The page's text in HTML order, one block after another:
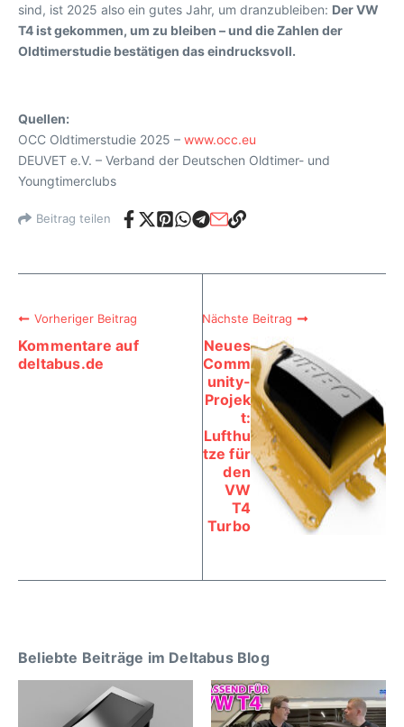
sind, ist 2025 also ein gutes Jahr, um dranzubleiben: Der VW
T4 ist gekommen, um zu bleiben – und die Zahlen der
Oldtimerstudie bestätigen das eindrucksvoll.
Quellen:
OCC Oldtimerstudie 2025 – www.occ.eu
DEUVET e.V. – Verband der Deutschen Oldtimer- und
Youngtimerclubs
Beitrag teilen
Vorheriger Beitrag
Kommentare auf
deltabus.de
Nächste Beitrag
Neues
Comm
unity-
Projek
t:
Lufthu
tze für
den
VW
T4
Turbo
Beliebte Beiträge im Deltabus Blog